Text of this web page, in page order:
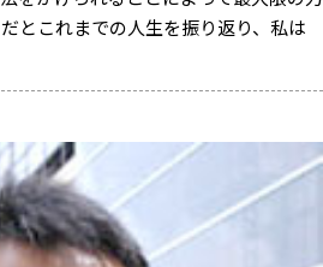
とこれまでの人生を振り返り、私は